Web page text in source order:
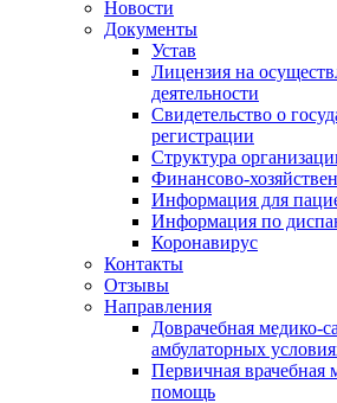
Новости
Документы
Устав
Лицензия на
деятельности
Свидетельство о
регистрации
Структура
Финансово-
Информация для
Информация по
Коронавирус
Контакты
Отзывы
Направления
Доврачебная медико-
амбулаторных
Первичная врачебная
помощь